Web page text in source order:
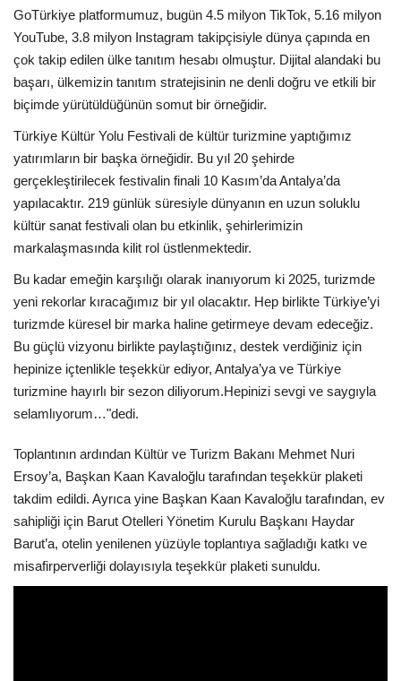
GoTürkiye platformumuz, bugün 4.5 milyon TikTok, 5.16 milyon
YouTube, 3.8 milyon Instagram takipçisiyle dünya çapında en
çok takip edilen ülke tanıtım hesabı olmuştur. Dijital alandaki bu
başarı, ülkemizin tanıtım stratejisinin ne denli doğru ve etkili bir
biçimde yürütüldüğünün somut bir örneğidir.
Türkiye Kültür Yolu Festivali de kültür turizmine yaptığımız
yatırımların bir başka örneğidir. Bu yıl 20 şehirde
gerçekleştirilecek festivalin finali 10 Kasım’da Antalya’da
yapılacaktır. 219 günlük süresiyle dünyanın en uzun soluklu
kültür sanat festivali olan bu etkinlik, şehirlerimizin
markalaşmasında kilit rol üstlenmektedir.
Bu kadar emeğin karşılığı olarak inanıyorum ki 2025, turizmde
yeni rekorlar kıracağımız bir yıl olacaktır. Hep birlikte Türkiye’yi
turizmde küresel bir marka haline getirmeye devam edeceğiz.
Bu güçlü vizyonu birlikte paylaştığınız, destek verdiğiniz için
hepinize içtenlikle teşekkür ediyor, Antalya’ya ve Türkiye
turizmine hayırlı bir sezon diliyorum.Hepinizi sevgi ve saygıyla
selamlıyorum…"dedi.
Toplantının ardından Kültür ve Turizm Bakanı Mehmet Nuri
Ersoy’a, Başkan Kaan Kavaloğlu tarafından teşekkür plaketi
takdim edildi. Ayrıca yine Başkan Kaan Kavaloğlu tarafından, ev
sahipliği için Barut Otelleri Yönetim Kurulu Başkanı Haydar
Barut’a, otelin yenilenen yüzüyle toplantıya sağladığı katkı ve
misafirperverliği dolayısıyla teşekkür plaketi sunuldu.